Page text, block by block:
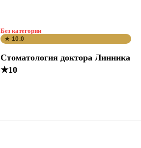
Без категории
★ 10.0
Стоматология доктора Линника
★10